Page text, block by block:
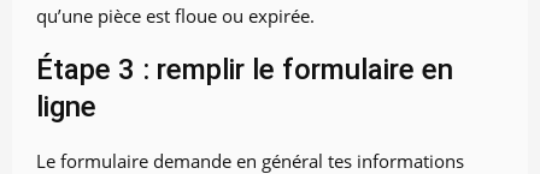
qu’une pièce est floue ou expirée.
Étape 3 : remplir le formulaire en
ligne
Le formulaire demande en général tes informations